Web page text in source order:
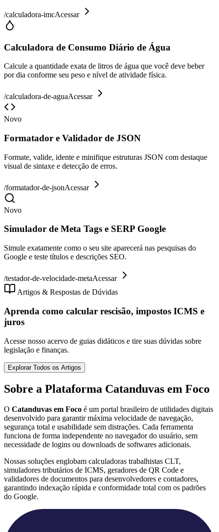
/calculadora-imcAcessar
Calculadora de Consumo Diário de Água
Calcule a quantidade exata de litros de água que você deve beber
por dia conforme seu peso e nível de atividade física.
/calculadora-de-aguaAcessar
Novo
Formatador e Validador de JSON
Formate, valide, idente e minifique estruturas JSON com destaque
visual de sintaxe e detecção de erros.
/formatador-de-jsonAcessar
Novo
Simulador de Meta Tags e SERP Google
Simule exatamente como o seu site aparecerá nas pesquisas do
Google e teste títulos e descrições SEO.
/testador-de-velocidade-metaAcessar
Artigos & Respostas de Dúvidas
Aprenda como calcular rescisão, impostos ICMS e
juros
Acesse nosso acervo de guias didáticos e tire suas dúvidas sobre
legislação e finanças.
Explorar Todos os Artigos
Sobre a Plataforma Catanduvas em Foco
O Catanduvas em Foco é um portal brasileiro de utilidades digitais
desenvolvido para garantir máxima velocidade de navegação,
segurança total e usabilidade sem distrações. Cada ferramenta
funciona de forma independente no navegador do usuário, sem
necessidade de logins ou downloads de softwares adicionais.
Nossas soluções englobam calculadoras trabalhistas CLT,
simuladores tributários de ICMS, geradores de QR Code e
validadores de documentos para desenvolvedores e contadores,
garantindo indexação rápida e conformidade total com os padrões
do Google.